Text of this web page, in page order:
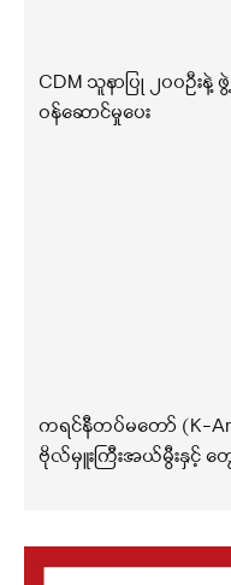
CDM သူနာပြု ၂၀၀ဦးနဲ့
ဝန်ဆောင်မှုပေး
ကရင်နီတပ်မတော် (K-
ဗိုလ်မှူးကြီးအယ်မွီးနှင့် တွ